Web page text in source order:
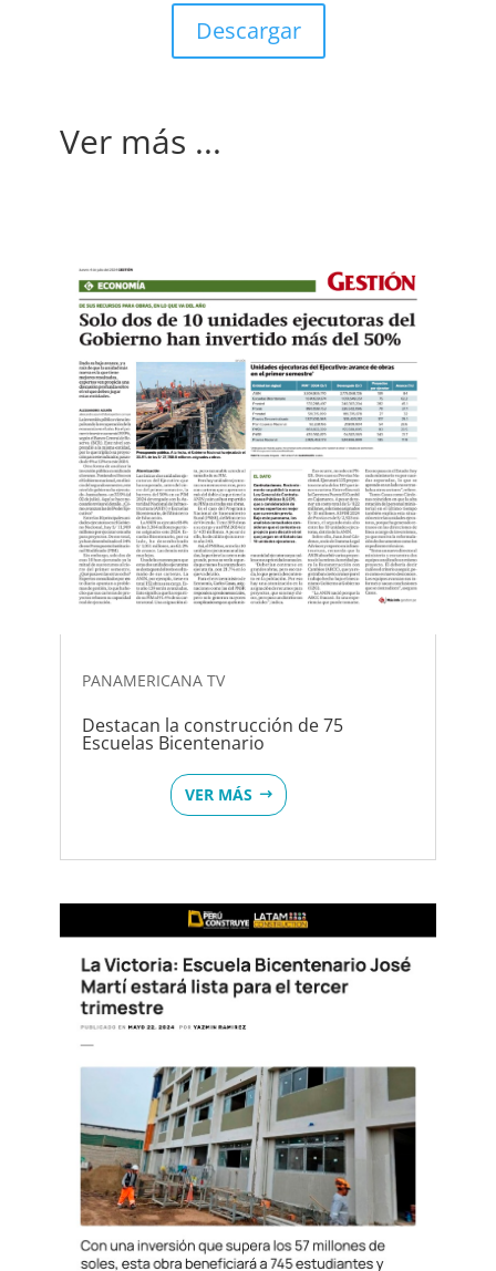
Descargar
Ver más ...
PANAMERICANA TV
Destacan la construcción de 75
Escuelas Bicentenario
VER MÁS